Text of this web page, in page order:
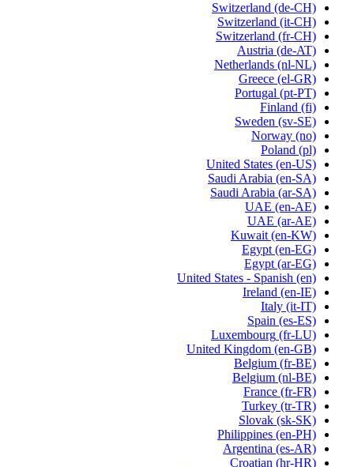
Switzerland (de-CH)
Switzerland (it-CH)
Switzerland (fr-CH)
Austria (de-AT)
Netherlands (nl-NL)
Greece (el-GR)
Portugal (pt-PT)
Finland (fi)
Sweden (sv-SE)
Norway (no)
Poland (pl)
United States (en-US)
Saudi Arabia (en-SA)
Saudi Arabia (ar-SA)
UAE (en-AE)
UAE (ar-AE)
Kuwait (en-KW)
Egypt (en-EG)
Egypt (ar-EG)
United States - Spanish (en)
Ireland (en-IE)
Italy (it-IT)
Spain (es-ES)
Luxembourg (fr-LU)
United Kingdom (en-GB)
Belgium (fr-BE)
Belgium (nl-BE)
France (fr-FR)
Turkey (tr-TR)
Slovak (sk-SK)
Philippines (en-PH)
Argentina (es-AR)
Croatian (hr-HR)